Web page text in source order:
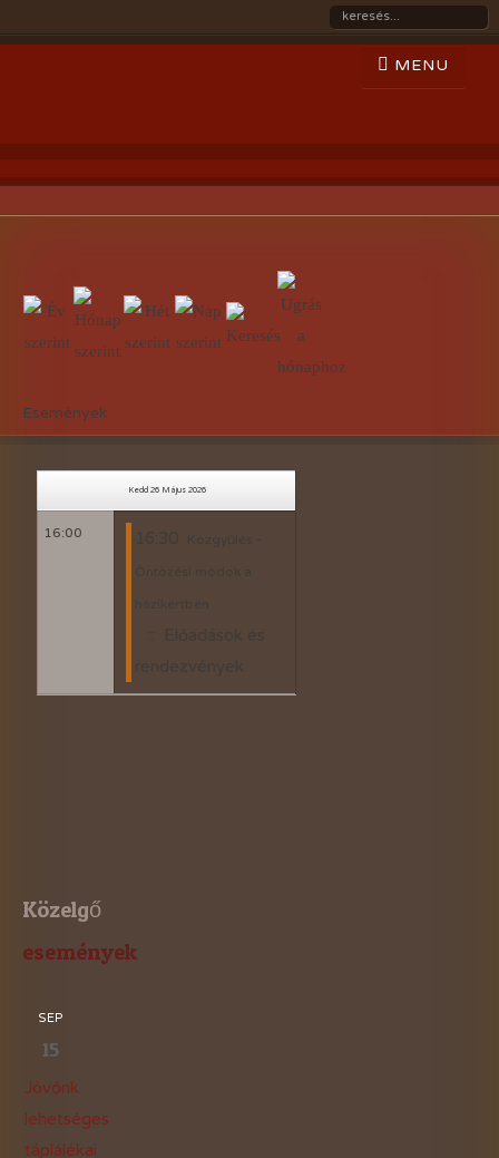
Események
Kedd 26 Május 2026
16:00
Közelgő
események
SEP
15
Jövőnk
lehetséges
táplálékai